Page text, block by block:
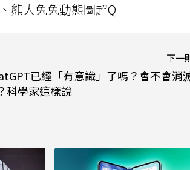
熊大兔兔動態圖超Q
下一
已經「有意識」了嗎？會不會消
科學家這樣說